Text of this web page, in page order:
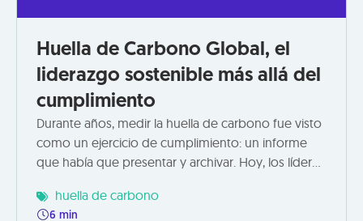
Huella de Carbono Global, el
liderazgo sostenible más allá del
cumplimiento
Durante años, medir la huella de carbono fue visto
como un ejercicio de cumplimiento: un informe
que había que presentar y archivar. Hoy, los líderes
climática es una palanca de competitividad,
huella de carbono
6 min